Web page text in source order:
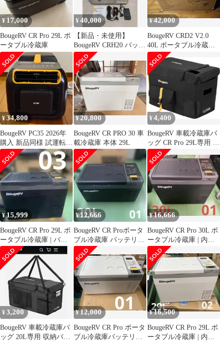
保管両用 アウトドア冷
蔵庫用保護カバー 29Le
¥ 17,000
BougeRV CR Pro 29L ポ
ータブル冷蔵庫
¥40,000
【新品・未使用】
BougeRV CRH20 バッテ
リー付き（カーキ）
¥42,000
BougeRV CRD2 V2.0
40L ポータブル冷蔵、
バッテリー付
¥34,800
BougeRV PC35 2026年
購入 新品同様 試運転1
回 付属品完備
¥20,800
BougeRV CR PRO 30 車
載冷蔵庫 本体 29L
¥4,400
BougeRV 車載冷蔵庫バ
ッグ CR Pro 29L専用 収
納バッグ 保冷
¥15,999
BougeRV CR Pro 29L ポ
ータブル冷蔵庫 | バッ
テリー内蔵可能
¥12,666
BougeRV CR Proポータ
ブル冷蔵庫 バッテリー
内蔵可能急速冷凍 20L
¥16,666
BougeRV CR Pro 30L ポ
ータブル冷蔵庫 | 内臓
バッテリー別売
¥3,200
BougeRV 車載冷蔵庫バ
ッグ 20L専用 収納バッ
¥12,000
BougeRV CR Pro ポータ
ブル冷蔵庫バッテリー
¥16,500
BougeRV CR Pro 29L ポ
ータブル冷蔵庫 | 内蔵